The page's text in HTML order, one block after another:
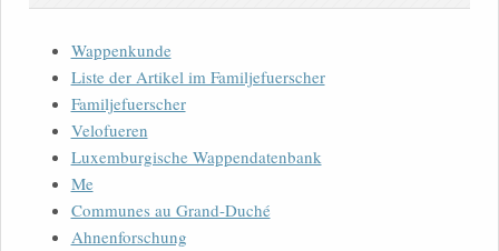
Wappenkunde
Liste der Artikel im Familjefuerscher
Familjefuerscher
Velofueren
Luxemburgische Wappendatenbank
Me
Communes au Grand-Duché
Ahnenforschung